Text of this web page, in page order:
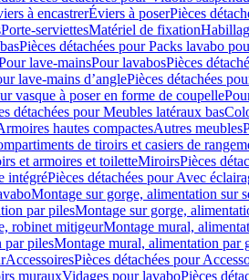
à encastrerÉviers à poserPièces
Porte-serviettesMatériel de fixation
Pièces détachées pour Packs lavabo
lave-mainsPour lavabosPièces
lave-mains d’anglePièces détachées
vasque à poser en forme de coupelle
détachées pour Meubles latéraux bas
hautes compactesAutres meubles
de tiroirs et casiers de
et armoires et toiletteMiroirsPièces
intégréPièces détachées pour Avec
Montage sur gorge, alimentation sur
par pilesMontage sur gorge,
robinet mitigeurMontage mural,
par pilesMontage mural, alimentation par
AccessoiresPièces détachées pour
murauxVidages pour lavaboPièces